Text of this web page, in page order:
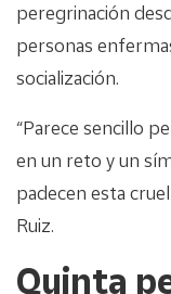
peregrinación
personas
socialización.
“Parece sencillo
en un reto y un
padecen esta
Ruiz.
Quinta